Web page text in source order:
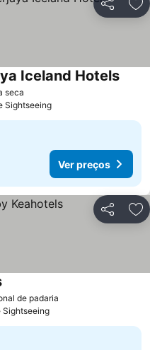
Partilhar
seca
Iceland Hotels
Sightseeing
Ver preços
Partilhar
de padaria
Sightseeing